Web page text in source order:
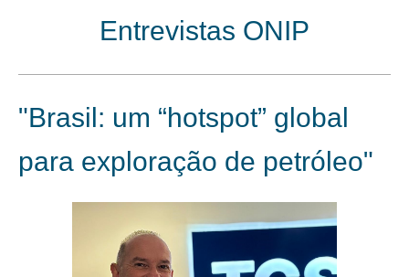
Entrevistas ONIP
"Brasil: um “hotspot” global
para exploração de petróleo"